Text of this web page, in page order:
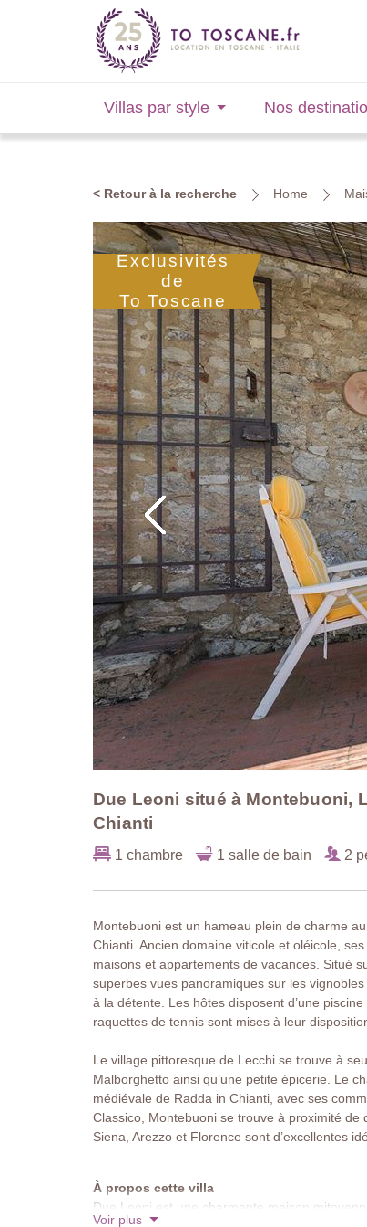
Villas par style Nos
< Retour à la recherche Home
Exclusivités
de
To Toscane
Due Leoni situé à Montebuoni,
Chianti
1 chambre 1 salle de bain 2
Montebuoni est un hameau plein de charme
Chianti. Ancien domaine viticole et oléicole,
maisons et appartements de vacances. Situé
superbes vues panoramiques sur les
à la détente. Les hôtes disposent d’une
raquettes de tennis sont mises à leur
Le village pittoresque de Lecchi se trouve à
Malborghetto ainsi qu’une petite épicerie. Le
médiévale de Radda in Chianti, avec ses
Classico, Montebuoni se trouve à proximité de
Siena, Arezzo et Florence sont d’excellentes
À propos cette villa
Due Leoni est une charmante maison
Voir plus